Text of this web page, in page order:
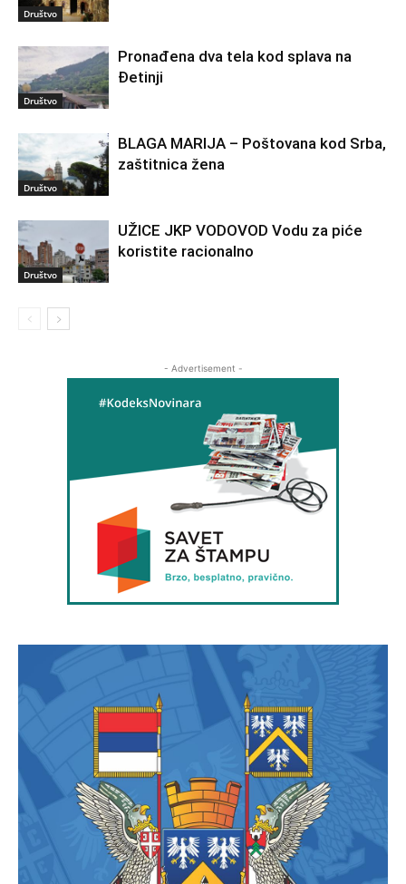
Društvo
Društvo
Pronađena dva tela kod splava na
Đetinji
Društvo
BLAGA MARIJA – Poštovana kod Srba,
zaštitnica žena
Društvo
UŽICE JKP VODOVOD Vodu za piće
koristite racionalno
- Advertisement -